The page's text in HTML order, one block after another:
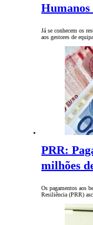
Humanos
Já se conhecem os
aos gestores de
PRR:
milhões
Os pagamentos aos
Resiliência (PRR)